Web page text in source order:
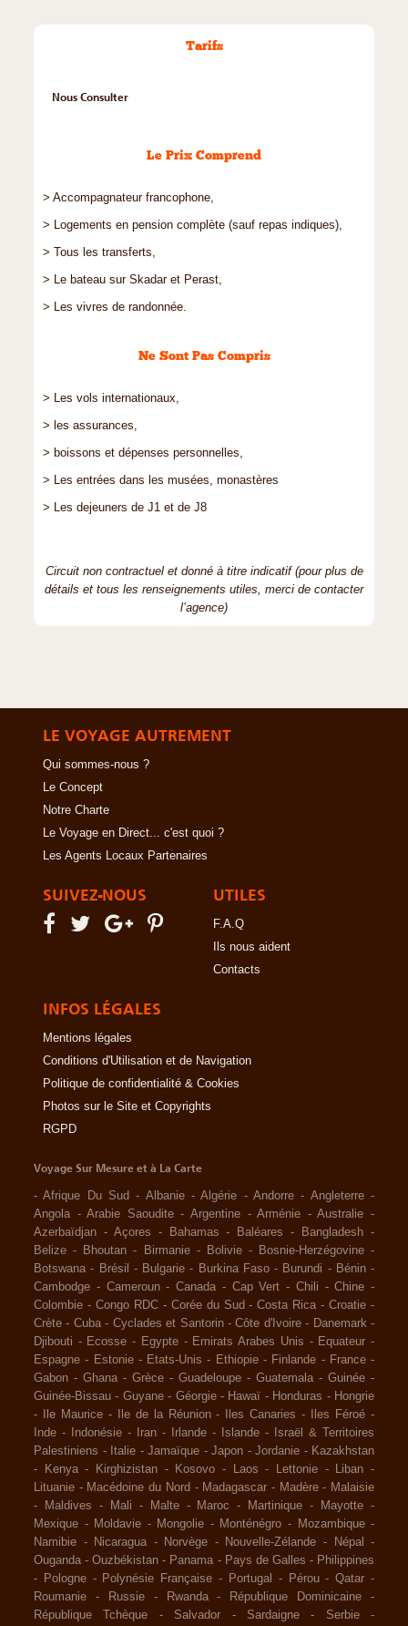
Tarifs
Nous Consulter
Le Prix Comprend
> Accompagnateur francophone,
> Logements en pension complète (sauf repas indiques),
> Tous les transferts,
> Le bateau sur Skadar et Perast,
> Les vivres de randonnée.
Ne Sont Pas Compris
> Les vols internationaux,
> les assurances,
> boissons et dépenses personnelles,
> Les entrées dans les musées, monastères
> Les dejeuners de J1 et de J8
Circuit non contractuel et donné à titre indicatif (pour plus de
détails et tous les renseignements utiles, merci de contacter
l’agence)
LE VOYAGE AUTREMENT
Qui sommes-nous ?
Le Concept
Notre Charte
Le Voyage en Direct... c'est quoi ?
Les Agents Locaux Partenaires
SUIVEZ-NOUS UTILES
F.A.Q
Ils nous aident
Contacts
INFOS LÉGALES
Mentions légales
Conditions d'Utilisation et de Navigation
Politique de confidentialité & Cookies
Photos sur le Site et Copyrights
RGPD
Voyage Sur Mesure et à La Carte
-Afrique Du Sud - Albanie -Algérie -Andorre - Angleterre -
Angola -Arabie Saoudite -Argentine -Arménie -Australie -
Azerbaïdjan - Açores - Bahamas - Baléares - Bangladesh -
Belize - Bhoutan - Birmanie - Bolivie - Bosnie-Herzégovine -
Botswana - Brésil - Bulgarie - Burkina Faso - Burundi - Bénin -
Cambodge - Cameroun - Canada - Cap Vert - Chili -Chine -
Colombie - Congo RDC - Corée du Sud -Costa Rica -Croatie -
Crète - Cuba - Cyclades et Santorin -Côte d'Ivoire - Danemark -
Djibouti - Ecosse - Egypte - Emirats Arabes Unis - Equateur -
Espagne - Estonie - Etats-Unis - Ethiopie - Finlande - France -
Gabon - Ghana - Grèce - Guadeloupe - Guatemala - Guinée -
Guinée-Bissau - Guyane - Géorgie - Hawaï - Honduras - Hongrie
-
Ile Maurice - Ile de la Réunion - Iles Canaries - Iles Féroé -
Inde - Indonésie - Iran - Irlande - Islande -
Israël & Territoires
Palestiniens - Italie - Jamaïque - Japon - Jordanie - Kazakhstan
-
Kenya - Kirghizistan - Kosovo - Laos - Lettonie - Liban -
Lituanie - Macédoine du Nord - Madagascar - Madère - Malaisie
-
Maldives - Mali - Malte - Maroc - Martinique - Mayotte -
Mexique - Moldavie - Mongolie - Monténégro - Mozambique -
Namibie - Nicaragua - Norvège - Nouvelle-Zélande - Népal
-
Ouganda -Ouzbékistan - Panama - Pays de Galles - Philippines
-
Pologne - Polynésie Française - Portugal - Pérou -Qatar -
Roumanie
- Russie - Rwanda - République Dominicaine
-
République Tchèque
- Salvador - Sardaigne - Serbie -